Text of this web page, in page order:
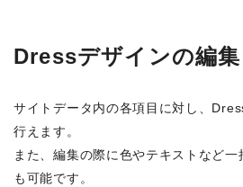
Dressデザインの編集
サイトデータ内の各項目に対し、
行えます。
また、編集の際に色やテキストなど
も可能です。